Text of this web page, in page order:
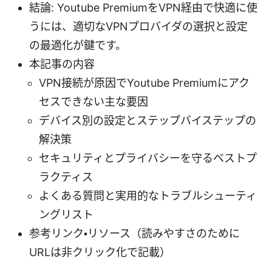
結論: Youtube PremiumをVPN経由で快適に使
うには、適切なVPNプロバイダの選択と設定
の最適化が鍵です。
本記事の内容
VPN接続が原因でYoutube Premiumにアク
セスできない主な要因
デバイス別の設定とステップバイステップの
解決策
セキュリティとプライバシーを守るベストプ
ラクティス
よくある質問と実用的なトラブルシューティ
ングリスト
参考リンク・リソース（読みやすさのために
URLは非クリック化で記載）